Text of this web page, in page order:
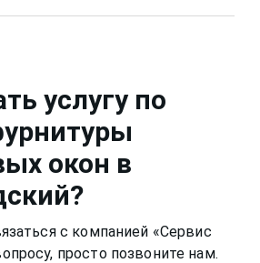
окон или собственный,
Вещества, которые
могут испортить
рамы или резину.
уделять хотя бы немного
окну, оно может
тихими и теплыми
услугу по
окон в
?
с компанией «Сервис
просто позвоните нам.